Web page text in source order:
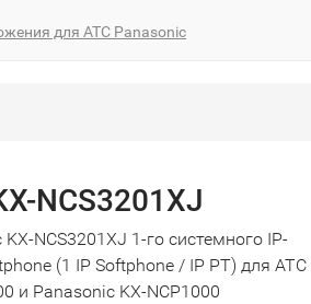
для АТС Panasonic
NCS3201XJ
NCS3201XJ 1-го системного IP-
(1 IP Softphone / IP PT) для АТС
и Panasonic KX-NCP1000